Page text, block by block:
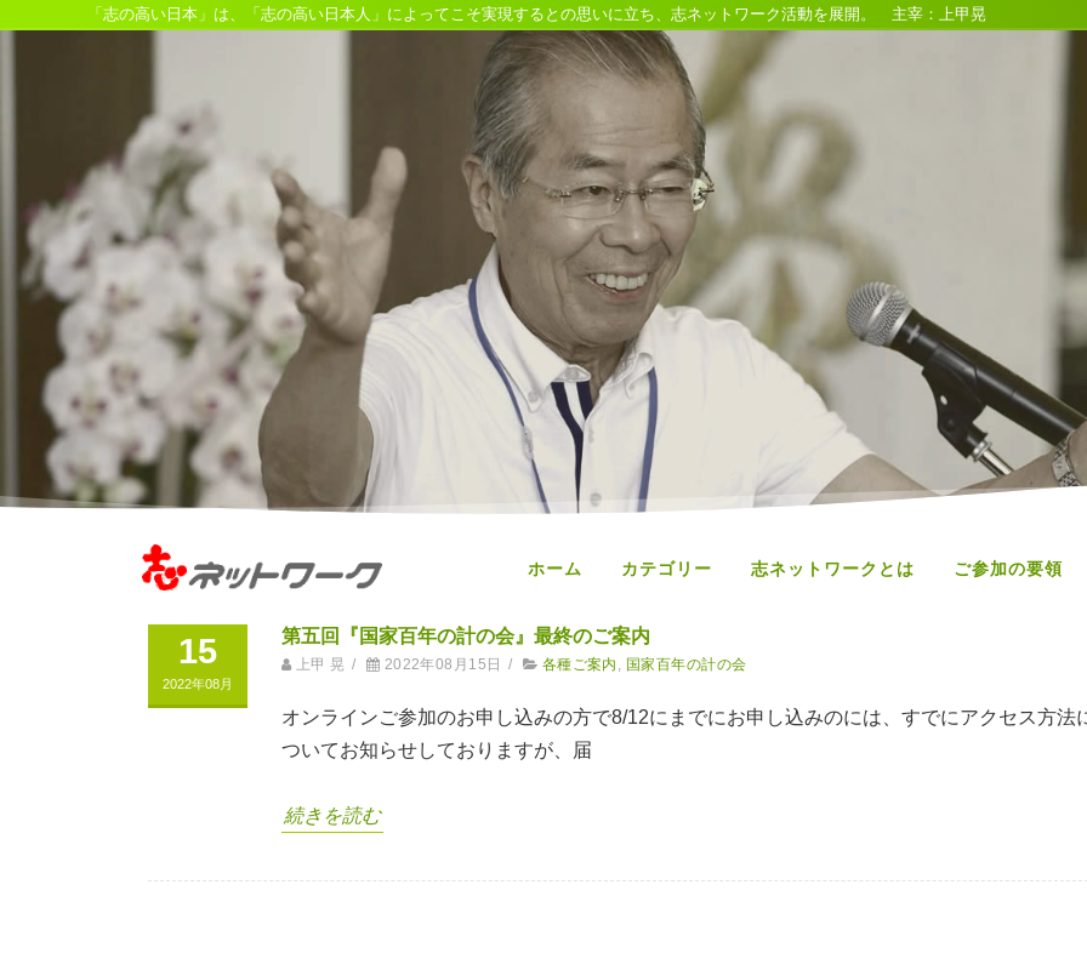
「志の高い日本」は、「志の高い日本人」によってこそ実現するとの思いに立ち、志ネットワーク活動を展開。 主宰：上甲晃
ホーム カテゴリー 志ネットワークとは ご参加の要領
15
2022年08月
第五回『国家百年の計の会』最終のご案内
上甲 晃 / 2022年08月15日 / 各種ご案内 国家百年の計の会
オンラインご参加のお申し込みの方で8/12にまでにお申し込みのには、すでにアクセス方法
ついてお知らせしておりますが、届
続きを読む